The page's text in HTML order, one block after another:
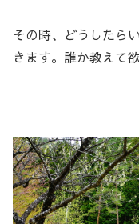
その時、どうしたら
きます。誰か教えて欲